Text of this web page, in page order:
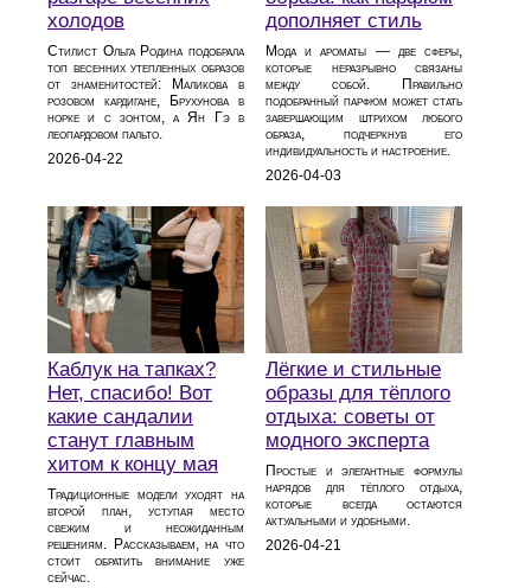
холодов
Стилист Ольга Родина подобрала
топ весенних утепленных образов
от знаменитостей: Маликова в
розовом кардигане, Брухунова в
норке и с зонтом, а Ян Гэ в
леопардовом пальто.
2026-04-22
дополняет стиль
Мода и ароматы — две сферы,
которые неразрывно связаны
между собой. Правильно
подобранный парфюм может стать
завершающим штрихом любого
образа, подчеркнув его
индивидуальность и настроение.
2026-04-03
Каблук на тапках?
Нет, спасибо! Вот
какие сандалии
станут главным
хитом к концу мая
Традиционные модели уходят на
второй план, уступая место
свежим и неожиданным
решениям. Рассказываем, на что
стоит обратить внимание уже
сейчас.
Лёгкие и стильные
образы для тёплого
отдыха: советы от
модного эксперта
Простые и элегантные формулы
нарядов для тёплого отдыха,
которые всегда остаются
актуальными и удобными.
2026-04-21